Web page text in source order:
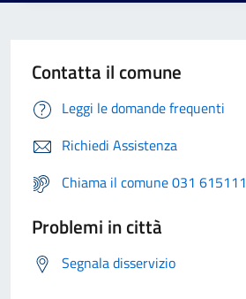
Contatta il comune
Leggi le domande frequenti
Richiedi Assistenza
Chiama il comune 031 615111
Problemi in città
Segnala disservizio